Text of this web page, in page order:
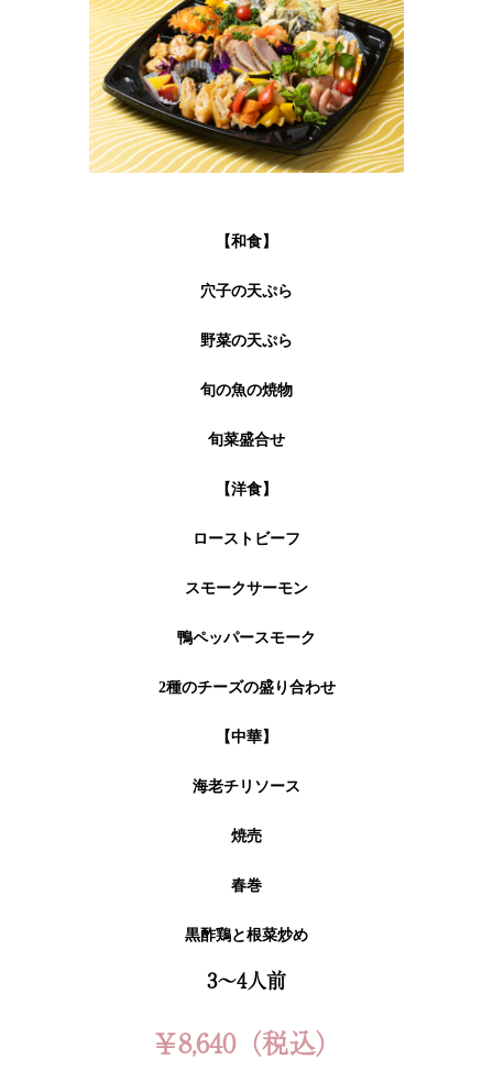
【和食】
穴子の天ぷら
野菜の天ぷら
旬の魚の焼物
旬菜盛合せ
【洋食】
ローストビーフ
スモークサーモン
鴨ペッパースモーク
2種のチーズの盛り合わせ
【中華】
海老チリソース
焼売
春巻
黒酢鶏と根菜炒め
3～4人前
￥8,640（税込）